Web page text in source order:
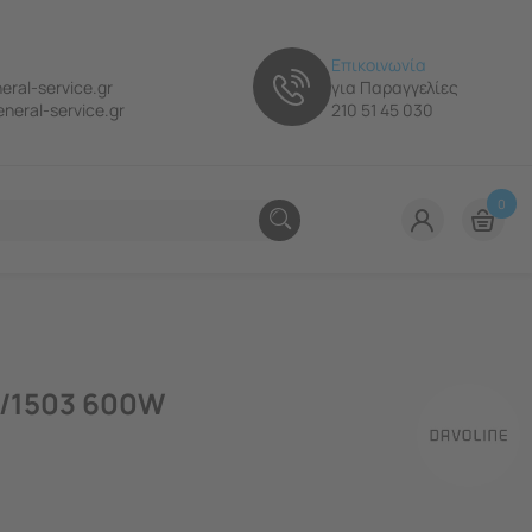
service.gr
service.gr
Επικοινωνία
για Παραγγελίες
210 51 45 030
0
1503 600W